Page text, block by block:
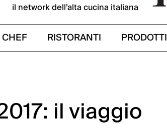
il network dell’alta cucina italiana
CHEF RISTORANTI PRODOTTI
il viaggio